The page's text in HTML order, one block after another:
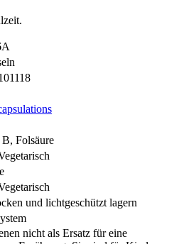
Folsäure
und lichtgeschützt lagern
nicht als Ersatz für eine